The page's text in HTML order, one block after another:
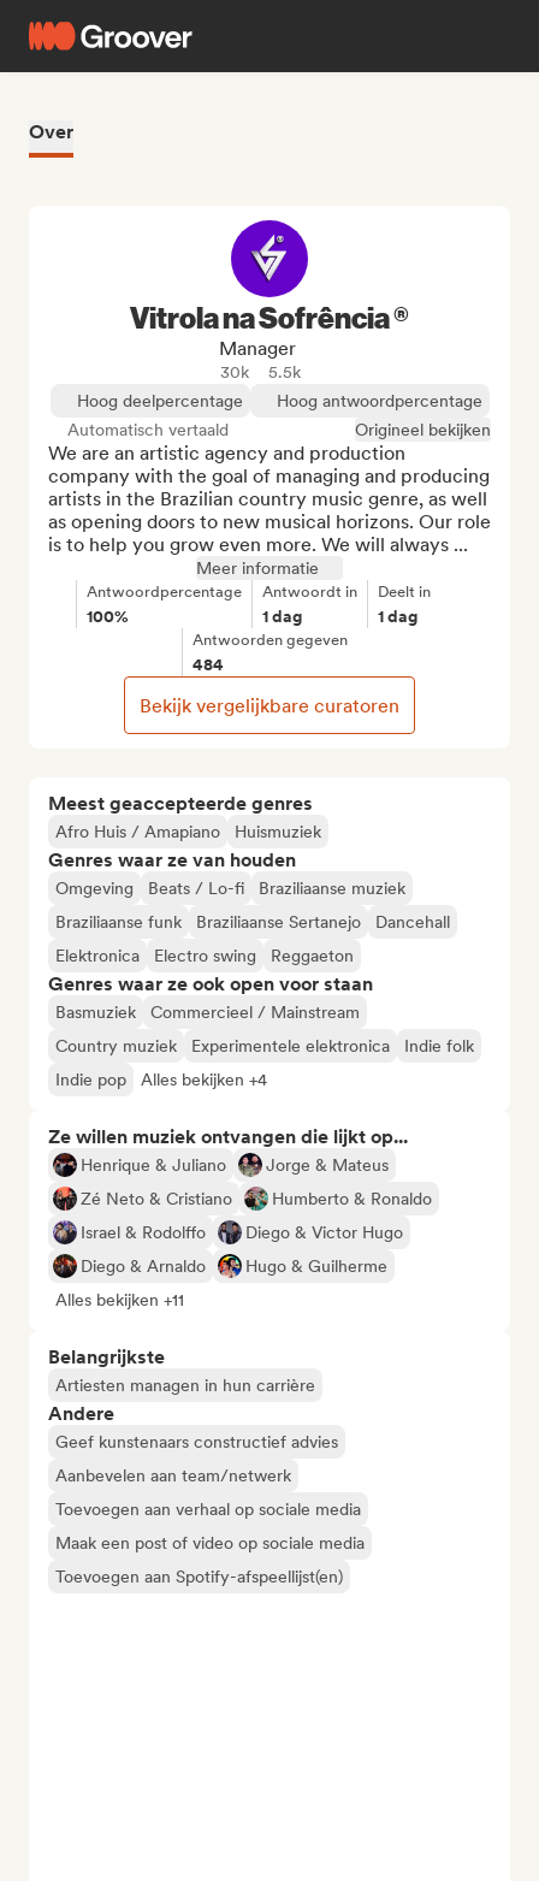
Over
Meest geaccepteerde genres
Afro Huis / Amapiano Huismuziek
Genres waar ze van houden
Omgeving Beats / Lo-fi
Braziliaanse muziek
Braziliaanse funk
Braziliaanse Sertanejo
Dancehall
Elektronica
Electro swing Reggaeton
Genres waar ze ook open voor staan
Basmuziek
Commercieel / Mainstream
Country muziek
Experimentele elektronica
Indie folk
Indie pop
Alles bekijken +4
Ze willen muziek ontvangen die lijkt op...
Henrique & Juliano
Jorge & Mateus
Zé Neto & Cristiano
Humberto & Ronaldo
Israel & Rodolffo
Diego & Victor Hugo
Diego & Arnaldo
Hugo & Guilherme
Alles bekijken +11
Belangrijkste
Artiesten managen in hun carrière
Andere
Geef kunstenaars constructief advies
Aanbevelen aan team/netwerk
Toevoegen aan verhaal op sociale media
Maak een post of video op sociale media
Toevoegen aan Spotify-afspeellijst(en)
Vitrola na Sofrência ®
Manager
30k
5.5k
Hoog deelpercentage
Hoog antwoordpercentage
Automatisch vertaald
Origineel bekijken
We are an artistic agency and production
company with the goal of managing and producing
artists in the Brazilian country music genre, as well
as opening doors to new musical horizons. Our role
is to help you grow even more. We will always ...
Meer informatie
Antwoordpercentage
100%
Antwoordt in
1 dag
Deelt in
1 dag
Antwoorden gegeven
484
Bekijk vergelijkbare curatoren